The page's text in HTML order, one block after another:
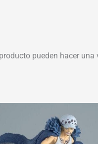
pueden hacer una